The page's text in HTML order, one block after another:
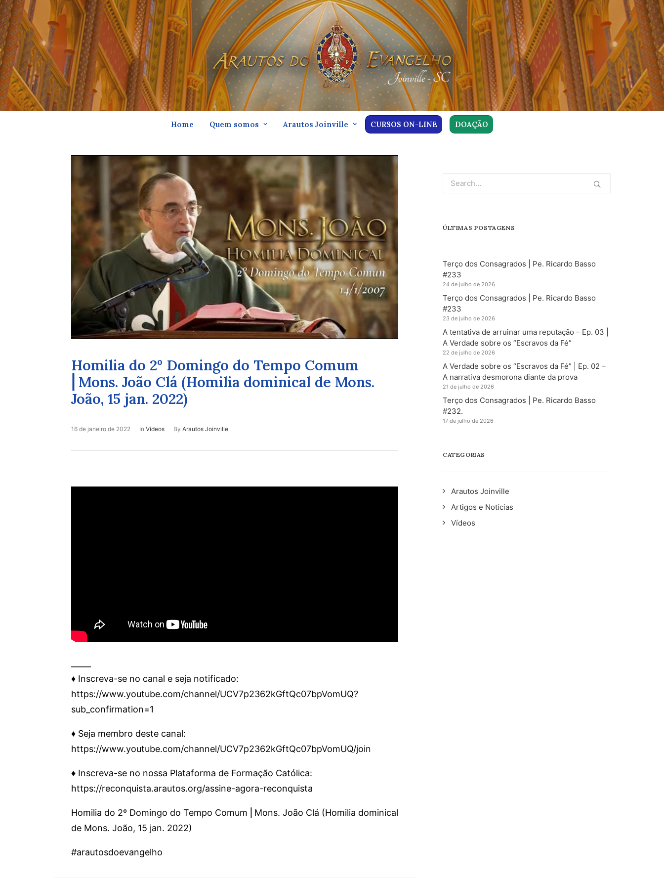
Home Quem somos Arautos Joinville CURSOS ON-LINE DOAÇÃO
Homilia do 2º Domingo do Tempo Comum
⎜Mons. João Clá (Homilia dominical de Mons.
João, 15 jan. 2022)
16 de janeiro de 2022 In Vídeos By Arautos Joinville
♦️ Inscreva-se no canal e seja notificado:
https://www.youtube.com/channel/UCV7p2362kGftQc07bpVomUQ?
sub_confirmation=1
♦️ Seja membro deste canal:
https://www.youtube.com/channel/UCV7p2362kGftQc07bpVomUQ/join
♦️ Inscreva-se no nossa Plataforma de Formação Católica:
https://reconquista.arautos.org/assine-agora-reconquista
Homilia do 2º Domingo do Tempo Comum ⎜Mons. João Clá (Homilia dominical
de Mons. João, 15 jan. 2022)
#arautosdoevangelho
ÚLTIMAS POSTAGENS
Terço dos Consagrados | Pe. Ricardo Basso
#233
24 de julho de 2026
Terço dos Consagrados | Pe. Ricardo Basso
#233
23 de julho de 2026
A tentativa de arruinar uma reputação – Ep. 03 |
A Verdade sobre os “Escravos da Fé”
22 de julho de 2026
A Verdade sobre os “Escravos da Fé” | Ep. 02 –
A narrativa desmorona diante da prova
21 de julho de 2026
Terço dos Consagrados | Pe. Ricardo Basso
#232.
17 de julho de 2026
CATEGORIAS
Arautos Joinville
Artigos e Notícias
Vídeos